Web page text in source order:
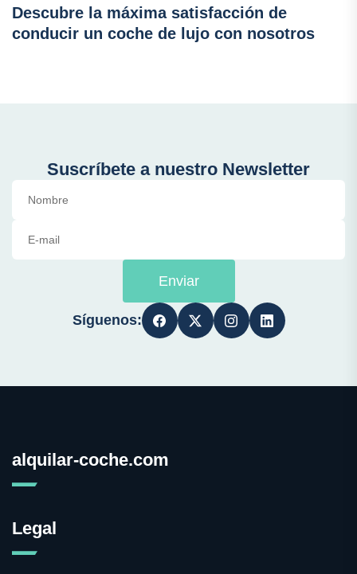
Descubre la máxima satisfacción de
conducir un coche de lujo con nosotros
Suscríbete a nuestro Newsletter
Enviar
Síguenos:
alquilar-coche.com
Legal